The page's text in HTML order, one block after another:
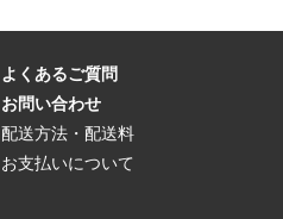
よくあるご質問
お問い合わせ
配送方法・配送料
お支払いについて